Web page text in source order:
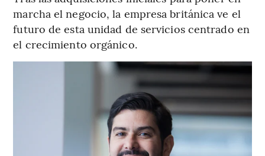
marcha el negocio, la empresa británica ve el
futuro de esta unidad de servicios centrado en
el crecimiento orgánico.